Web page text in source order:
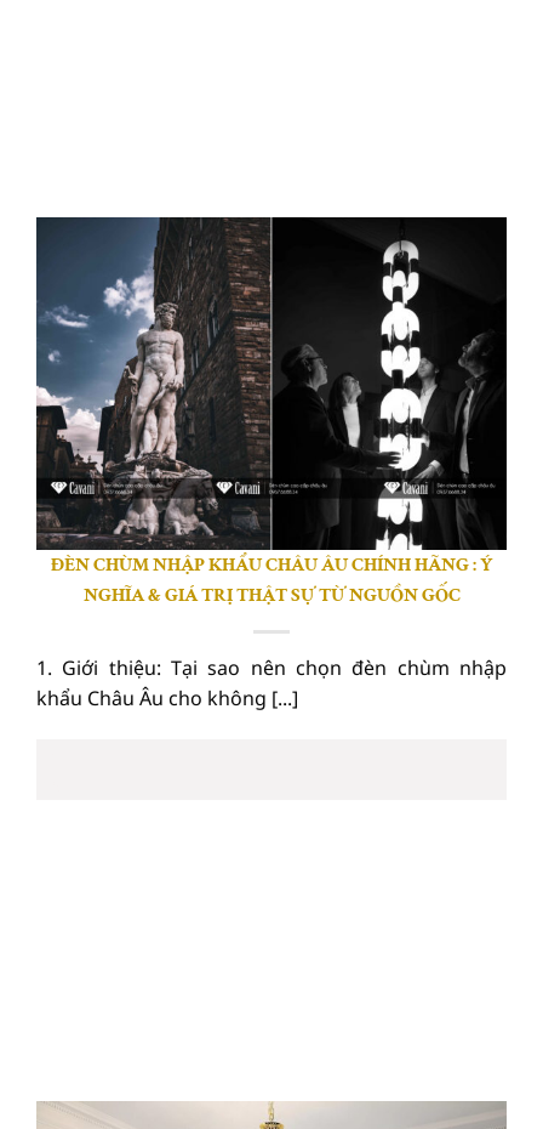
ĐÈN CHÙM NHẬP KHẨU CHÂU ÂU CHÍNH HÃNG : Ý
NGHĨA & GIÁ TRỊ THẬT SỰ TỪ NGUỒN GỐC
1. Giới thiệu: Tại sao nên chọn đèn chùm nhập
khẩu Châu Âu cho không [...]